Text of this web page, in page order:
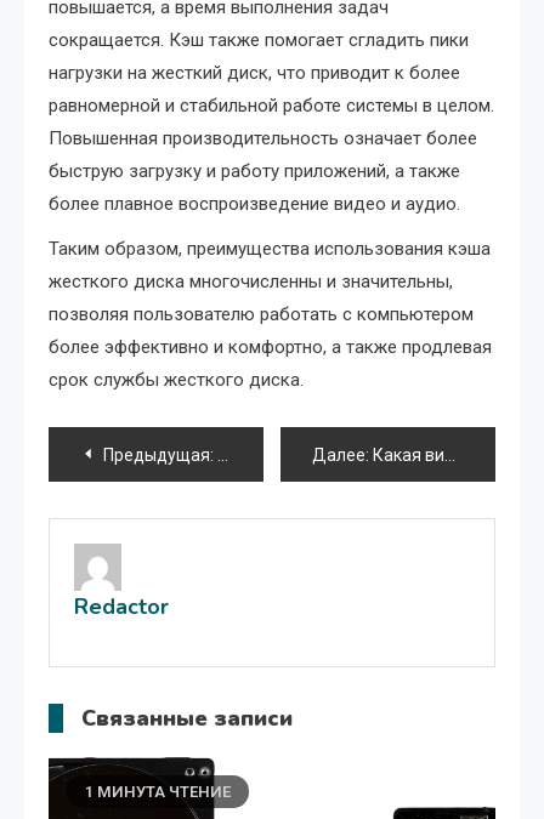
повышается, а время выполнения задач
сокращается. Кэш также помогает сгладить пики
нагрузки на жесткий диск, что приводит к более
равномерной и стабильной работе системы в целом.
Повышенная производительность означает более
быструю загрузку и работу приложений, а также
более плавное воспроизведение видео и аудио.
Таким образом, преимущества использования кэша
жесткого диска многочисленны и значительны,
позволяя пользователю работать с компьютером
более эффективно и комфортно, а также продлевая
срок службы жесткого диска.
Навигация
по
записям
Предыдущая: Программы 2009 года для
Далее: Какая видеокарта в ноутбуках?
Redactor
Связанные записи
1 МИНУТА ЧТЕНИЕ